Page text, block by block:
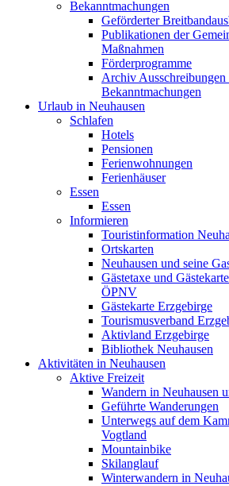
Bekanntmachungen
Geförderter
Publikationen der
Maßnahmen
Förderprogramme
Archiv Ausschreibungen
Bekanntmachungen
Urlaub in Neuhausen
Schlafen
Hotels
Pensionen
Ferienwohnungen
Ferienhäuser
Essen
Essen
Informieren
Touristinformation
Ortskarten
Neuhausen und seine
Gästetaxe und
ÖPNV
Gästekarte Erzgebirge
Tourismusverband
Aktivland Erzgebirge
Bibliothek Neuhausen
Aktivitäten in Neuhausen
Aktive Freizeit
Wandern in Neuhausen
Geführte Wanderungen
Unterwegs auf dem
Vogtland
Mountainbike
Skilanglauf
Winterwandern in